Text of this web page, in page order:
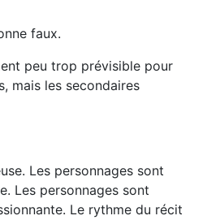
faux.
peu trop prévisible pour
mais les secondaires
Les personnages sont
Les personnages sont
Le rythme du récit